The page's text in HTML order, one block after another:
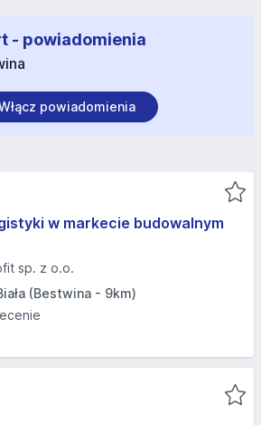
- powiadomienia
powiadomienia
w markecie budowalnym
sp. z o.o.
(Bestwina - 9km)